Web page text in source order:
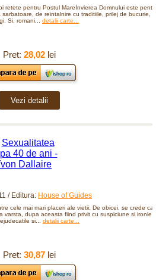
retete pentru Postul MareInvierea Domnului este
de reintalnire cu traditiile, prilej de bucurie,
Si, romani... detalii carte...
Pret: 28,02lei
Vezi detalii
/ Editura: House of Guides
cele mai mari placeri ale vietii. De obicei, se crede ca
dupa aceasta fiind privit cu suspiciune si ironie
si... detalii carte...
Pret: 30,87lei